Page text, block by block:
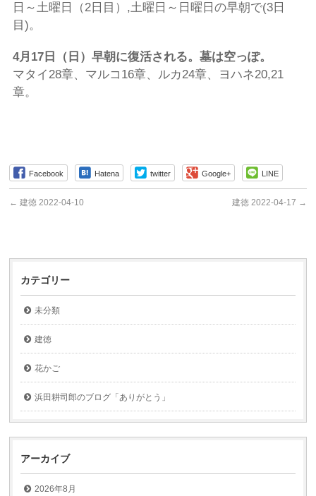
日～土曜日（2日目）,土曜日～日曜日の早朝で(3日
目)。
4月 17 日（日）早朝に復活される。墓は空っぽ。
マタイ28章、マルコ16章、ルカ24章、ヨハネ20,21
章。
Facebook Hatena twitter Google+ LINE
← 建徳 2022-04-10 建徳 2022-04-17 →
カテゴリー
未分類
建徳
花かご
浜田耕司郎のブログ「ありがとう」
アーカイブ
2026年8月